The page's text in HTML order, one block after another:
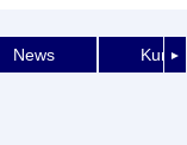
►
News